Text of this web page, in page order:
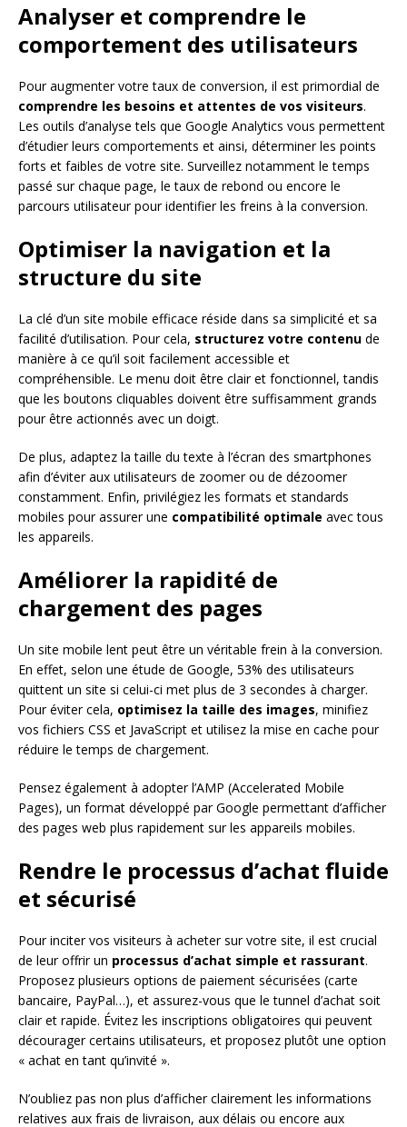
Analyser et comprendre le
comportement des utilisateurs
Pour augmenter votre taux de conversion, il est primordial de
comprendre les besoins et attentes de vos visiteurs.
Les outils d’analyse tels que Google Analytics vous permettent
d’étudier leurs comportements et ainsi, déterminer les points
forts et faibles de votre site. Surveillez notamment le temps
passé sur chaque page, le taux de rebond ou encore le
parcours utilisateur pour identifier les freins à la conversion.
Optimiser la navigation et la
structure du site
La clé d’un site mobile efficace réside dans sa simplicité et sa
facilité d’utilisation. Pour cela, structurez votre contenu de
manière à ce qu’il soit facilement accessible et
compréhensible. Le menu doit être clair et fonctionnel, tandis
que les boutons cliquables doivent être suffisamment grands
pour être actionnés avec un doigt.
De plus, adaptez la taille du texte à l’écran des smartphones
afin d’éviter aux utilisateurs de zoomer ou de dézoomer
constamment. Enfin, privilégiez les formats et standards
mobiles pour assurer une compatibilité optimale avec tous
les appareils.
Améliorer la rapidité de
chargement des pages
Un site mobile lent peut être un véritable frein à la conversion.
En effet, selon une étude de Google, 53% des utilisateurs
quittent un site si celui-ci met plus de 3 secondes à charger.
Pour éviter cela, optimisez la taille des images, minifiez
vos fichiers CSS et JavaScript et utilisez la mise en cache pour
réduire le temps de chargement.
Pensez également à adopter l’AMP (Accelerated Mobile
Pages), un format développé par Google permettant d’afficher
des pages web plus rapidement sur les appareils mobiles.
Rendre le processus d’achat fluide
et sécurisé
Pour inciter vos visiteurs à acheter sur votre site, il est crucial
de leur offrir un processus d’achat simple et rassurant.
Proposez plusieurs options de paiement sécurisées (carte
bancaire, PayPal…), et assurez-vous que le tunnel d’achat soit
clair et rapide. Évitez les inscriptions obligatoires qui peuvent
décourager certains utilisateurs, et proposez plutôt une option
« achat en tant qu’invité ».
N’oubliez pas non plus d’afficher clairement les informations
relatives aux frais de livraison, aux délais ou encore aux